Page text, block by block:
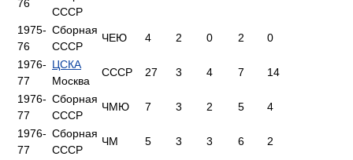
76
СССР
1975-
76
Сборная
СССР
ЧЕЮ 4 2 0 2 0
1976-
77
ЦСКА
Москва
СССР 27 3 4 7 14
1976-
77
Сборная
СССР
ЧМЮ 7 3 2 5 4
1976-
77
Сборная
СССР
ЧМ 5 3 3 6 2